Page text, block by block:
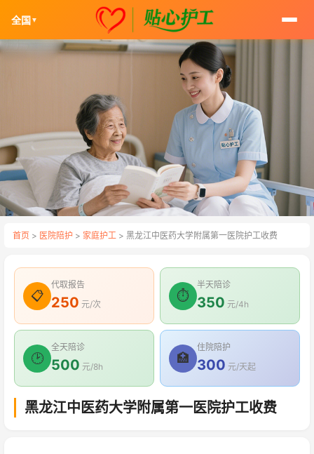
全国 ▼
首页 > 医院陪护 > 家庭护工 > 黑龙江中医药大学附属第一医院护工收费
📋
代取报告
250 元/次
⏱
半天陪诊
350 元/4h
🕑
全天陪诊
500 元/8h
🏥
住院陪护
300 元/天起
黑龙江中医药大学附属第一医院护工收费